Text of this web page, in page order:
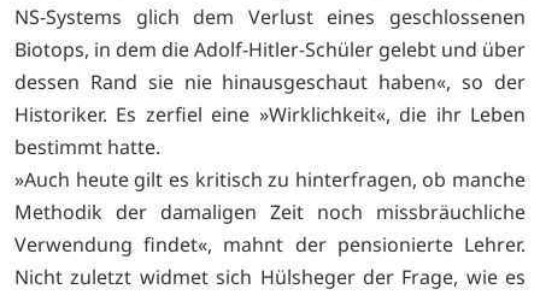
NS-Systems glich dem Verlust eines geschlossenen
Biotops, in dem die Adolf-Hitler-Schüler gelebt und über
dessen Rand sie nie hinausgeschaut haben«, so der
Historiker. Es zerfiel eine »Wirklichkeit«, die ihr Leben
bestimmt hatte.
»Auch heute gilt es kritisch zu hinterfragen, ob manche
Methodik der damaligen Zeit noch missbräuchliche
Verwendung findet«, mahnt der pensionierte Lehrer.
Nicht zuletzt widmet sich Hülsheger der Frage, wie es